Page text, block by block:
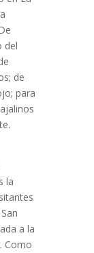
del
de
para
la
a la
Como